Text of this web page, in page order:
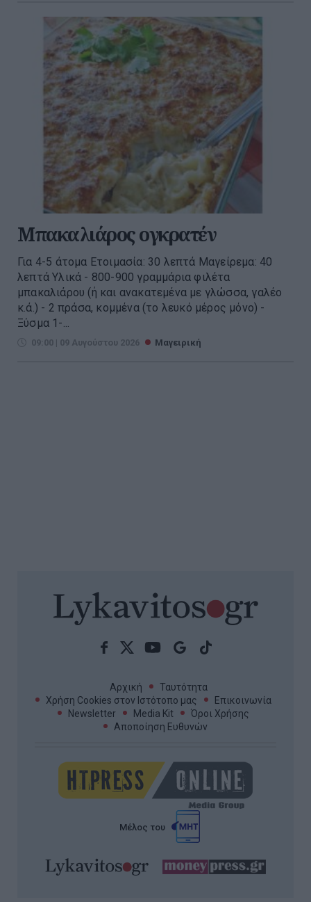
Μπακαλιάρος ογκρατέν
Για 4-5 άτομα Ετοιμασία: 30 λεπτά Μαγείρεμα: 40
λεπτά Υλικά - 800-900 γραμμάρια φιλέτα
μπακαλιάρου (ή και ανακατεμένα με γλώσσα, γαλέο
κ.ά.) - 2 πράσα, κομμένα (το λευκό μέρος μόνο) -
Ξύσμα 1-...
09:00 | 09 Αυγούστου 2026 Μαγειρική
Αρχική
Ταυτότητα
Χρήση Cookies στον Ιστότοπο μας
Επικοινωνία
Newsletter
Media Kit
Όροι Χρήσης
Αποποίηση Ευθυνών
Μέλος του